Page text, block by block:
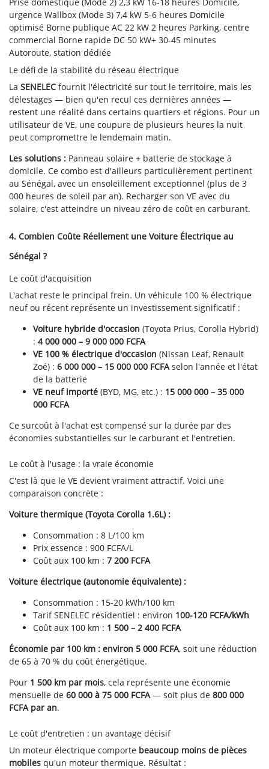
urgence Wallbox (Mode 3) 7,4 kW 5-6 heures Domicile
optimisé Borne publique AC 22 kW 2 heures Parking, centre
commercial Borne rapide DC 50 kW+ 30-45 minutes
Autoroute, station dédiée
Le défi de la stabilité du réseau électrique
La SENELEC fournit l'électricité sur tout le territoire, mais les
délestages — bien qu'en recul ces dernières années —
restent une réalité dans certains quartiers et régions. Pour un
utilisateur de VE, une coupure de plusieurs heures la nuit
peut compromettre le lendemain matin.
Les solutions : Panneau solaire + batterie de stockage à
domicile. Ce combo est d'ailleurs particulièrement pertinent
au Sénégal, avec un ensoleillement exceptionnel (plus de 3
000 heures de soleil par an). Recharger son VE avec du
solaire, c'est atteindre un niveau zéro de coût en carburant.
4. Combien Coûte Réellement une Voiture Électrique au
Sénégal ?
Le coût d'acquisition
L'achat reste le principal frein. Un véhicule 100 % électrique
neuf ou récent représente un investissement significatif :
Voiture hybride d'occasion (Toyota Prius, Corolla Hybrid)
: 4 000 000 – 9 000 000 FCFA
VE 100 % électrique d'occasion (Nissan Leaf, Renault
Zoé) : 6 000 000 – 15 000 000 FCFAselon l'année et l'état
de la batterie
VE neuf importé (BYD, MG, etc.) : 15 000 000 – 35 000
000 FCFA
Ce surcoût à l'achat est compensé sur la durée par des
économies substantielles sur le carburant et l'entretien.
Le coût à l'usage : la vraie économie
C'est là que le VE devient vraiment attractif. Voici une
comparaison concrète :
Voiture thermique (Toyota Corolla 1.6L) :
Consommation : 8 L/100 km
Prix essence : 900 FCFA/L
Coût aux 100 km : 7 200 FCFA
Voiture électrique (autonomie équivalente) :
Consommation : 15-20 kWh/100 km
Tarif SENELEC résidentiel : environ 100-120 FCFA/kWh
Coût aux 100 km : 1 500 – 2 400 FCFA
Économie par 100 km : environ 5 000 FCFA, soit une réduction
de 65 à 70 % du coût énergétique.
Pour 1 500 km par mois, cela représente une économie
mensuelle de 60 000 à 75 000 FCFA— soit plus de 800 000
FCFA par an.
Le coût d'entretien : un avantage décisif
Un moteur électrique comporte beaucoup moins de pièces
mobiles qu'un moteur thermique. Résultat :